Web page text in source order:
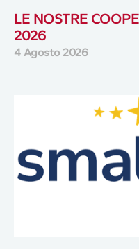
LE NOSTRE
2026
4 Agosto 2026